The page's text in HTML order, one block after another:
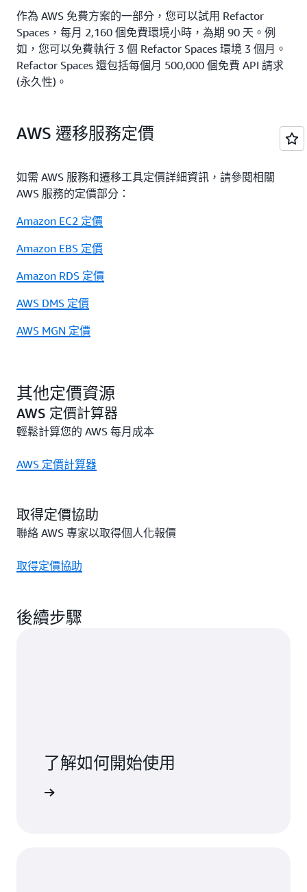
作為 AWS 免費方案的一部分，您可以試用 Refactor
Spaces，每月 2,160 個免費環境小時，為期 90 天。例
如，您可以免費執行 3 個 Refactor Spaces 環境 3 個月。
Refactor Spaces 還包括每個月 500,000 個免費 API 請求
(永久性)。
AWS 遷移服務定價
如需 AWS 服務和遷移工具定價詳細資訊，請參閱相關
AWS 服務的定價部分：
Amazon EC2 定價
Amazon EBS 定價
Amazon RDS 定價
AWS DMS 定價
AWS MGN 定價
其他定價資源
AWS 定價計算器
輕鬆計算您的 AWS 每月成本
AWS 定價計算器
取得定價協助
聯絡 AWS 專家以取得個人化報價
取得定價協助
後續步驟
了解如何開始使用